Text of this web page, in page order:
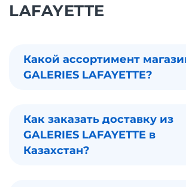
LAFAYETTE
Какой ассортимент
GALERIES LAFAYETTE?
Как заказать доставку из
GALERIES LAFAYETTE в
Казахстан?